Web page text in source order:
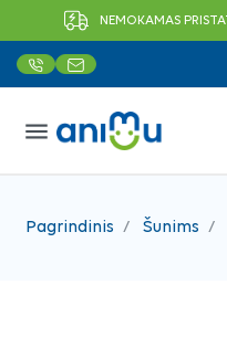
NEMOKAMAS
menu
Pagrindinis Šunims